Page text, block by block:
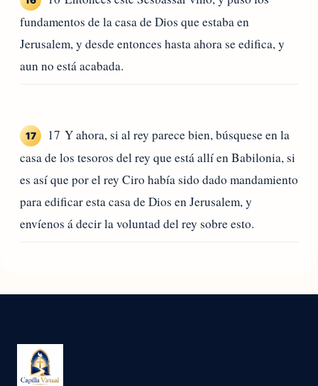
fundamentos de la casa de Dios que estaba en
Jerusalem, y desde entonces hasta ahora se edifica, y
aun no está acabada.
17
17 Y ahora, si al rey parece bien, búsquese en la
casa de los tesoros del rey que está allí en Babilonia, si
es así que por el rey Ciro había sido dado mandamiento
para edificar esta casa de Dios en Jerusalem, y
envíenos á decir la voluntad del rey sobre esto.